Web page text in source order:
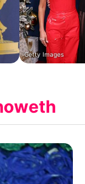
Getty Images